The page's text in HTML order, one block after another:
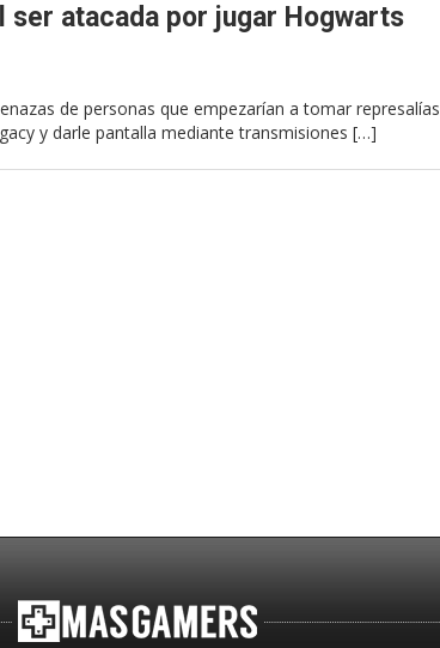
atacada por jugar Hogwarts
de personas que empezarían a tomar represalías
y darle pantalla mediante transmisiones […]